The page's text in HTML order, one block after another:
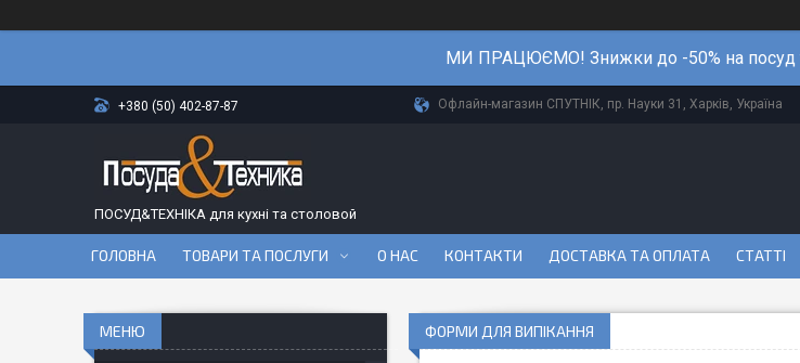
МИ ПРАЦЮЄМО! Знижки до -50% на посуд
+380 (50) 402-87-87 Офлайн-магазин СПУТНІК, пр. Науки 31, Харків, Україна
ПОСУД&ТЕХНІКА для кухні та столовой
ГОЛОВНА ТОВАРИ ТА ПОСЛУГИ О НАС КОНТАКТИ ДОСТАВКА ТА ОПЛАТА СТАТТІ
ФОРМИ ДЛЯ ВИПІКАННЯ